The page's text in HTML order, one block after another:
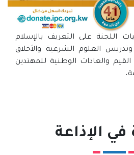
اللجنة على التعريف بالإسلام
العلوم الشرعية والأخلاق
القيم والعادات الوطنية للمهتدين
في الإذاعة